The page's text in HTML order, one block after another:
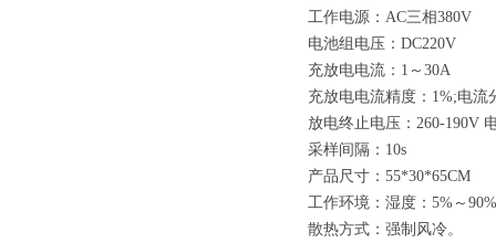
工作电源：AC三相380V
电池组电压：DC220V
充放电电流：1～30A
充放电电流精度：1%;电流
放电终止电压：260-190V
采样间隔：10s
产品尺寸：55*30*65CM
工作环境：湿度：5%～
散热方式：强制风冷。